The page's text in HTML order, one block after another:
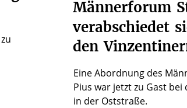
Männerforum
verabschiedet
den
Eine Abordnung des
Pius war jetzt zu Gast
in der Oststraße.